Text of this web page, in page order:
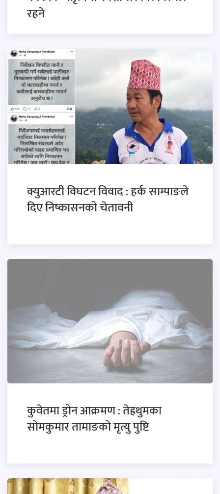
रहने
क्युआरटी विघटन विवाद : हर्क साम्पाङले
दिए निष्कासनको चेतावनी
कुवेतमा ड्रोन आक्रमण : तेह्रथुमका
सोमकुमार तामाङको मृत्यु पुष्टि